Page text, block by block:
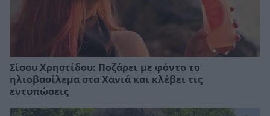
Σίσσυ Χρηστίδου: Ποζάρει με φόντο το
ηλιοβασίλεμα στα Χανιά και κλέβει τις
εντυπώσεις